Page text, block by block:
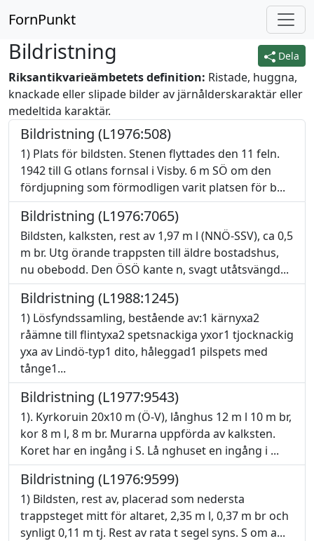
FornPunkt
Dela
Bildristning
Riksantikvarieämbetets definition: Ristade, huggna,
knackade eller slipade bilder av järnålderskaraktär eller
medeltida karaktär.
Bildristning (L1976:508)
1) Plats för bildsten. Stenen flyttades den 11 feln.
1942 till G otlans fornsal i Visby. 6 m SÖ om den
fördjupning som förmodligen varit platsen för b...
Bildristning (L1976:7065)
Bildsten, kalksten, rest av 1,97 m l (NNÖ-SSV), ca 0,5
m br. Utg örande trappsten till äldre bostadshus,
nu obebodd. Den ÖSÖ kante n, svagt utåtsvängd...
Bildristning (L1988:1245)
1) Lösfyndssamling, bestående av:1 kärnyxa2
råämne till flintyxa2 spetsnackiga yxor1 tjocknackig
yxa av Lindö-typ1 dito, håleggad1 pilspets med
tånge1...
Bildristning (L1977:9543)
1). Kyrkoruin 20x10 m (Ö-V), långhus 12 m l 10 m br,
kor 8 m l, 8 m br. Murarna uppförda av kalksten.
Koret har en ingång i S. Lå nghuset en ingång i ...
Bildristning (L1976:9599)
1) Bildsten, rest av, placerad som nedersta
trappsteget mitt för altaret, 2,35 m l, 0,37 m br och
synligt 0,11 m tj. Rest av rata t segel syns. S om a...